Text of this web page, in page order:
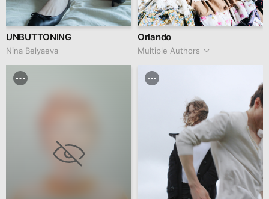
UNBUTTONING
Nina Belyaeva
Orlando
Multiple Authors